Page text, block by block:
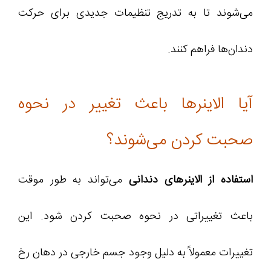
می‌شوند تا به تدریج تنظیمات جدیدی برای حرکت
دندان‌ها فراهم کنند.
آیا الاینرها باعث تغییر در نحوه
صحبت کردن می‌شوند؟
استفاده از الاینرهای دندانی می‌تواند به طور موقت
باعث تغییراتی در نحوه صحبت کردن شود. این
تغییرات معمولاً به دلیل وجود جسم خارجی در دهان رخ